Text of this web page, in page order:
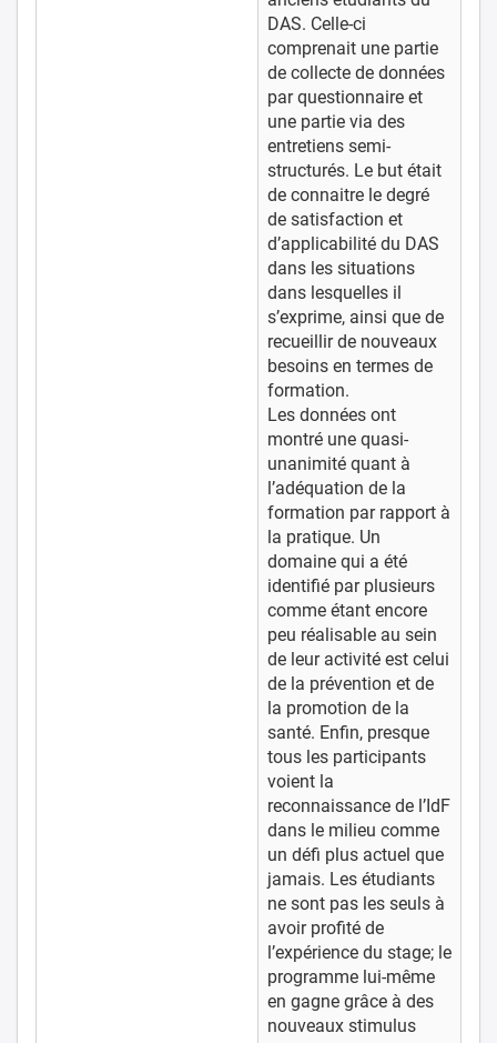
DAS. Celle-ci
comprenait une partie
de collecte de données
par questionnaire et
une partie via des
entretiens semi-
structurés. Le but était
de connaitre le degré
de satisfaction et
d’applicabilité du DAS
dans les situations
dans lesquelles il
s’exprime, ainsi que de
recueillir de nouveaux
besoins en termes de
formation.
Les données ont
montré une quasi-
unanimité quant à
l’adéquation de la
formation par rapport à
la pratique. Un
domaine qui a été
identifié par plusieurs
comme étant encore
peu réalisable au sein
de leur activité est celui
de la prévention et de
la promotion de la
santé. Enfin, presque
tous les participants
voient la
reconnaissance de l’IdF
dans le milieu comme
un défi plus actuel que
jamais. Les étudiants
ne sont pas les seuls à
avoir profité de
l’expérience du stage; le
programme lui-même
en gagne grâce à des
nouveaux stimulus